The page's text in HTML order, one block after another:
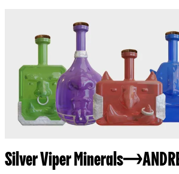
Silver Viper Minerals